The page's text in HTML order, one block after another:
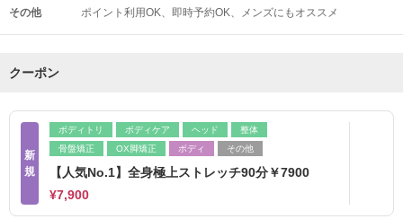
その他 ポイント利用OK 即時予約OK メンズにもオススメ
クーポン
新
規
ボディトリ ボディケア ヘッド
整体
骨盤矯正
OX脚矯正 ボディ その他
【人気No.1】全身極上ストレッチ90分￥7900
¥7,900